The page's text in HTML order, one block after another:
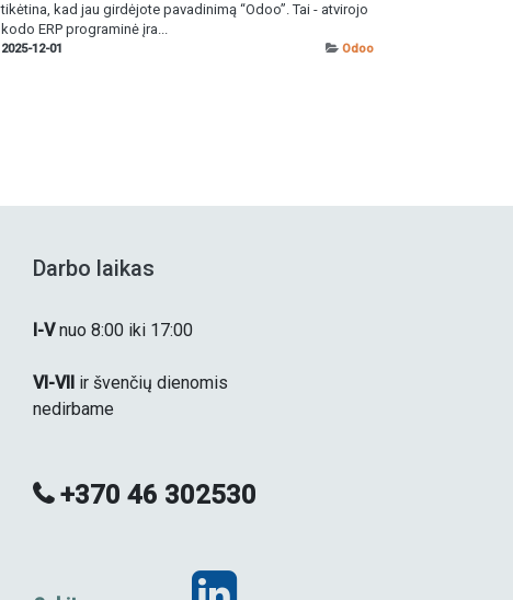
tikėtina, kad jau girdėjote pavadinimą “Odoo”. Tai - atvirojo
kodo ERP programinė įra...
2025-12-01 Odoo
Darbo laikas
I-Vnuo 8:00 iki 17:00
VI-VII
ir švenčių dienomis
nedirbame
+370 46 302530